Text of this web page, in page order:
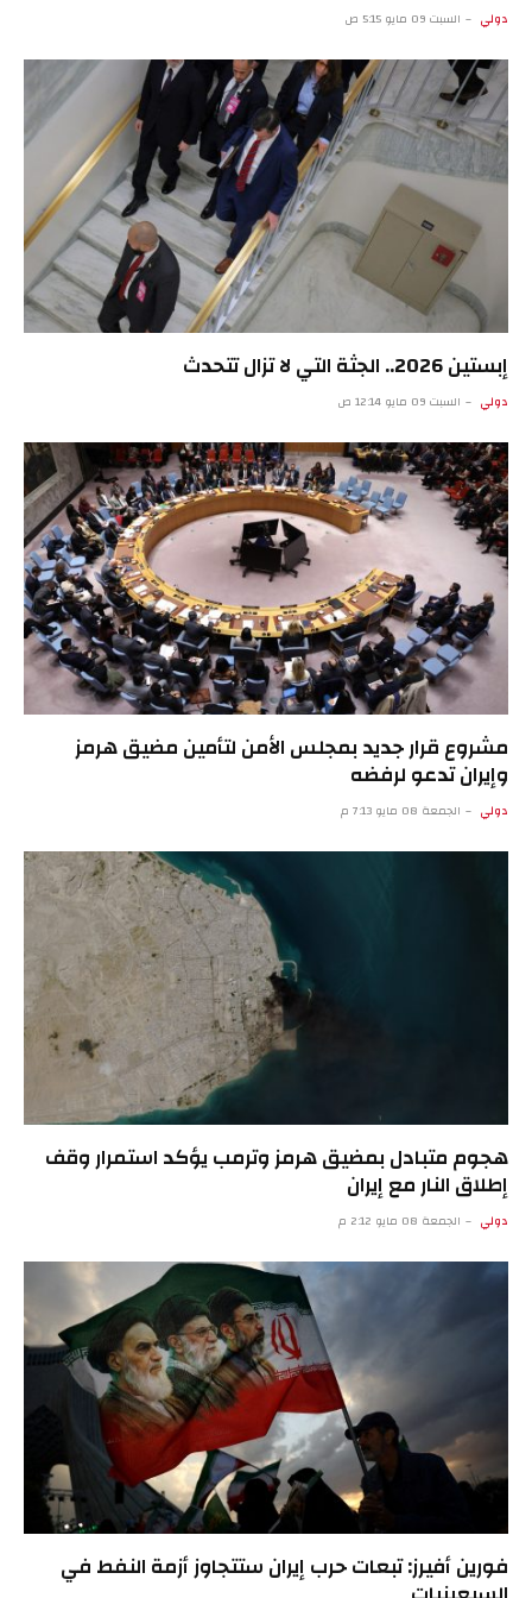
دولي السبت 09 مايو 5:15 ص
إبستين 2026.. الجثة التي لا تزال تتحدث
دولي السبت 09 مايو 12:14 ص
مشروع قرار جديد بمجلس الأمن لتأمين مضيق هرمز
وإيران تدعو لرفضه
دولي الجمعة 08 مايو 7:13 م
هجوم متبادل بمضيق هرمز وترمب يؤكد استمرار وقف
إطلاق النار مع إيران
دولي الجمعة 08 مايو 2:12 م
فورين أفيرز: تبعات حرب إيران ستتجاوز أزمة النفط في